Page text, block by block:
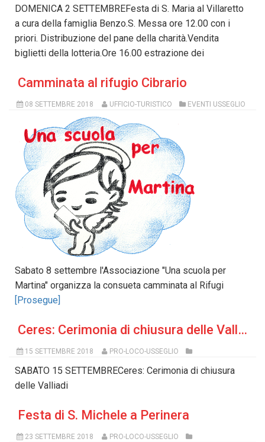
DOMENICA 2 SETTEMBREFesta di S. Maria al Villaretto
a cura della famiglia Benzo.S. Messa ore 12.00 con i
priori. Distribuzione del pane della charità.Vendita
biglietti della lotteria.Ore 16.00 estrazione dei
Camminata al rifugio Cibrario
08 SETTEMBRE 2018 UFFICIO-TURISTICO EVENTI USSEGLIO
Sabato 8 settembre l'Associazione "Una scuola per
Martina" organizza la consueta camminata al Rifugi
[Prosegue]
Ceres: Cerimonia di chiusura delle Valliadi
15 SETTEMBRE 2018 PRO-LOCO-USSEGLIO
SABATO 15 SETTEMBRECeres: Cerimonia di chiusura
delle Valliadi
Festa di S. Michele a Perinera
23 SETTEMBRE 2018 PRO-LOCO-USSEGLIO